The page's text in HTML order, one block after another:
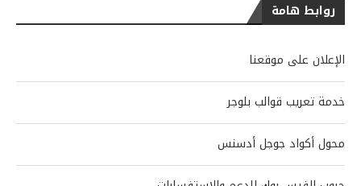
روابط هامة
الإعلان على موقعنا
خدمة تعريب قوالب بلوجر
محول أكواد جوجل أدسنس